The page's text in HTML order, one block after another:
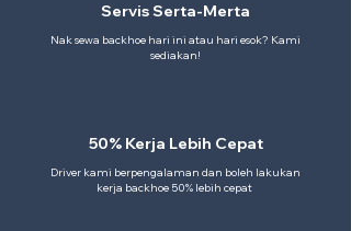
Servis Serta-Merta
Nak sewa backhoe hari ini atau hari esok? Kami
sediakan!
50% Kerja Lebih Cepat
Driver kami berpengalaman dan boleh lakukan
kerja backhoe 50% lebih cepat